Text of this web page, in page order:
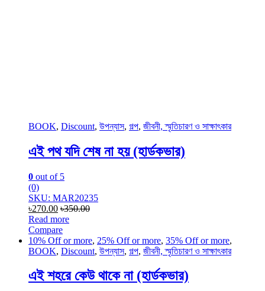
BOOK, Discount, উপন্যাস, গল্প, জীবনী, স্মৃতিচারণ ও সাক্ষাৎকার
এই পথ যদি শেষ না হয় (হার্ডকভার)
0 out of 5
(0)
SKU: MAR20235
৳270.00 ৳350.00
Read more
Compare
10% Off or more, 25% Off or more, 35% Off or more,
BOOK, Discount, উপন্যাস, গল্প, জীবনী, স্মৃতিচারণ ও সাক্ষাৎকার
এই শহরে কেউ থাকে না (হার্ডকভার)